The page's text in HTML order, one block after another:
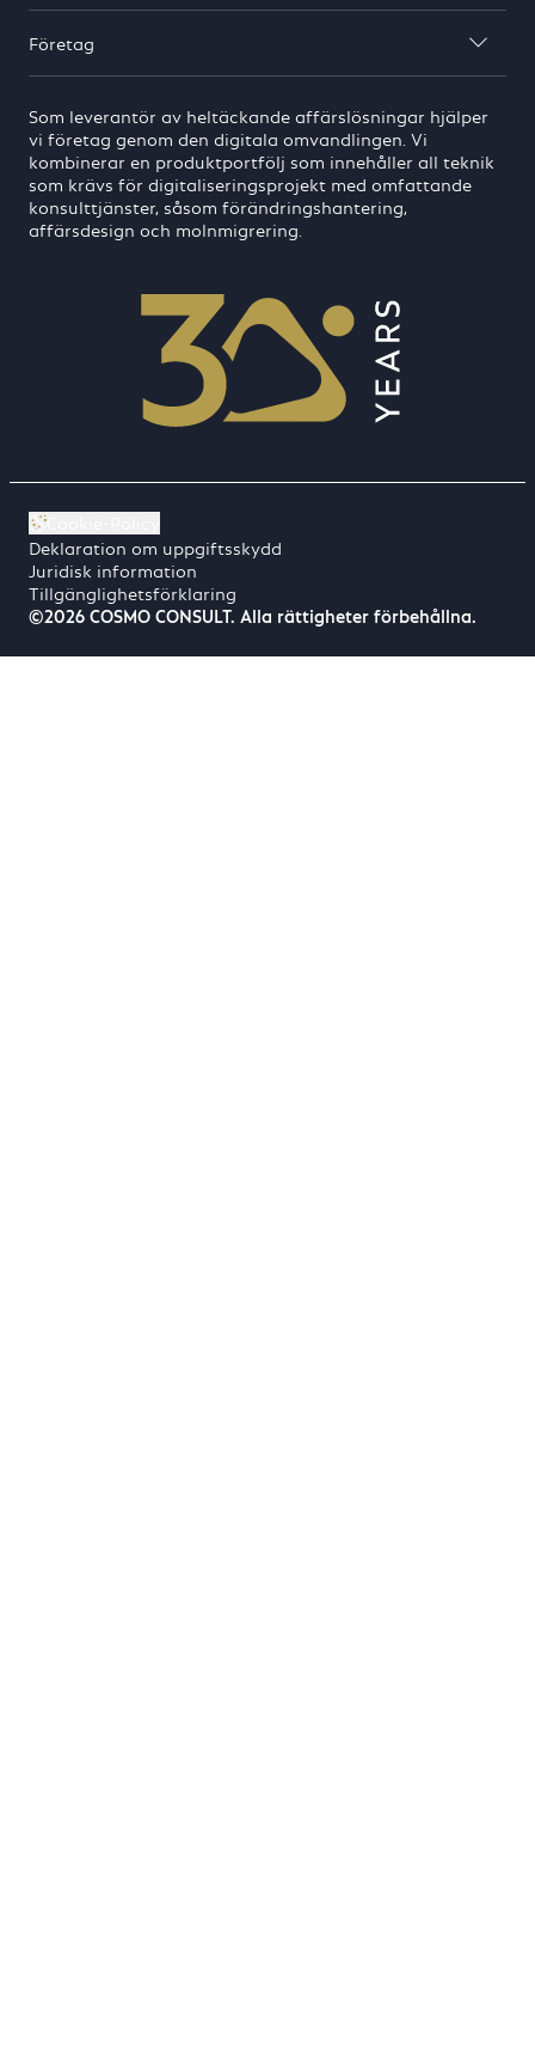

Företag
Som leverantör av heltäckande affärslösningar hjälper
vi företag genom den digitala omvandlingen. Vi
kombinerar en produktportfölj som innehåller all teknik
som krävs för digitaliseringsprojekt med omfattande
konsulttjänster, såsom förändringshantering,
affärsdesign och molnmigrering.
Deklaration om uppgiftsskydd
Juridisk information
Tillgänglighetsförklaring
©2026 COSMO CONSULT. Alla rättigheter förbehållna.